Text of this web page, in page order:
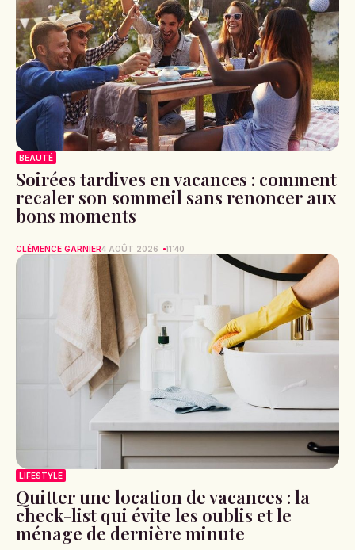
BEAUTÉ
Soirées tardives en vacances : comment
recaler son sommeil sans renoncer aux
bons moments
CLÉMENCE GARNIER4 AOÛT 2026 11:40
LIFESTYLE
Quitter une location de vacances : la
check-list qui évite les oublis et le
ménage de dernière minute